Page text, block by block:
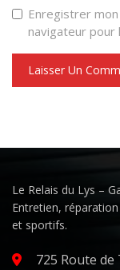
Enregistrer
navigateur pour
Le Relais du Lys –
Entretien,
et sportifs.
725 Route